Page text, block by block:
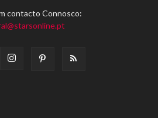
contacto Connosco: